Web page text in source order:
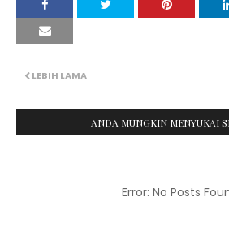
LEBIH LAMA
ANDA MUNGKIN MENYUKAI
Error: No Posts